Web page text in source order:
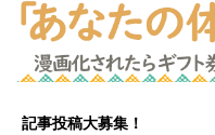
記事投稿大募集！